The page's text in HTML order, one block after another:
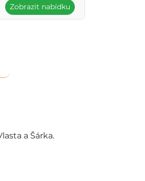
Zobrazit nabídku
a Šárka.